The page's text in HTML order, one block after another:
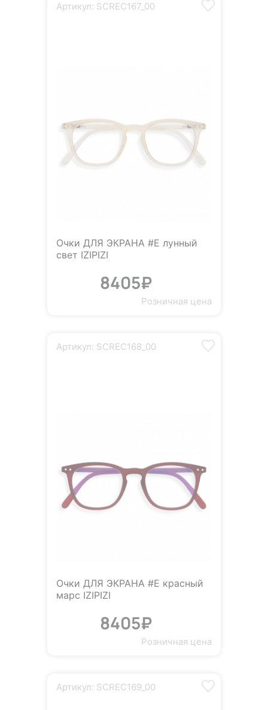
Артикул: SCREC167_00
Очки ДЛЯ ЭКРАНА #E лунный
свет IZIPIZI
8405₽
Розничная цена
Артикул: SCREC168_00
Очки ДЛЯ ЭКРАНА #E красный
марс IZIPIZI
8405₽
Розничная цена
Артикул: SCREC169_00